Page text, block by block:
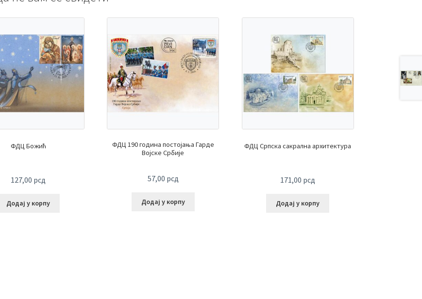
ФДЦ Божић
127,00 рсд
Додај у корпу
ФДЦ 190 година постојања Гарде
Војске Србије
57,00 рсд
Додај у корпу
ФДЦ Српска сакрална архитектура
171,00 рсд
Додај у корпу